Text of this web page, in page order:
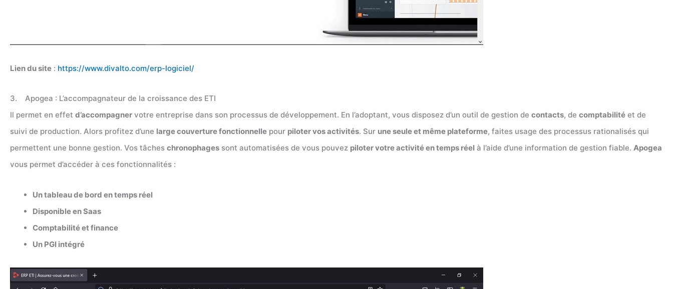
Lien du site : https://www.divalto.com/erp-logiciel/
3. Apogea : L’accompagnateur de la croissance des ETI
Il permet en effet d’accompagner votre entreprise dans son processus de développement. En l’adoptant, vous disposez d’un outil de gestion de contacts, de comptabilité et de
suivi de production. Alors profitez d’une large couverture fonctionnelle pour piloter vos activités. Sur une seule et même plateforme, faites usage des processus rationalisés qui
permettent une bonne gestion. Vos tâches chronophages sont automatisées de vous pouvez piloter votre activité en temps réel à l’aide d’une information de gestion fiable. Apogea
vous permet d’accéder à ces fonctionnalités :
Un tableau de bord en temps réel
Disponible en Saas
Comptabilité et finance
Un PGI intégré